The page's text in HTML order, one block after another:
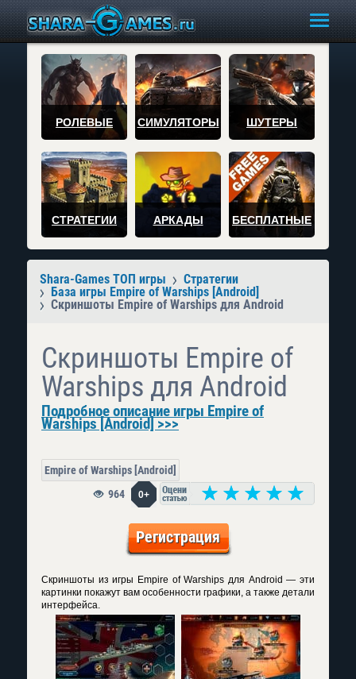
РОЛЕВЫЕ СИМУЛЯТОРЫ ШУТЕРЫ
СТРАТЕГИИ АРКАДЫ БЕСПЛАТНЫЕ
Shara-Games ТОП игры
Стратегии
База игры Empire of Warships [Android]
Скриншоты Empire of Warships для Android
Скриншоты Empire of
Warships для Android
Подробное описание игры Empire of
Warships [Android] >>>
Empire of Warships [Android]
0+
964
Регистрация
Скриншоты из игры Empire of Warships для Android — эти
картинки покажут вам особенности графики, а также детали
интерфейса.